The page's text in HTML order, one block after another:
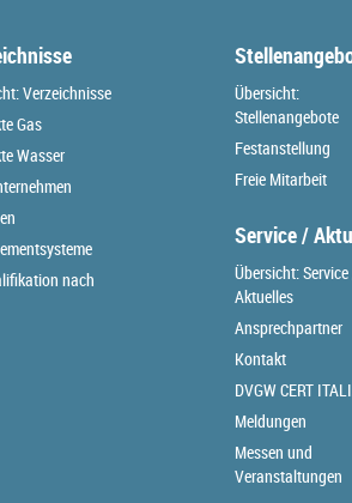
Verzeichnisse
Gas
Wasser
nach
Übersicht:
Stellenangebote
Festanstellung
Freie Mitarbeit
Service /
Übersicht:
Aktuelles
Ansprechpartner
Kontakt
DVGW CERT
Meldungen
Messen und
Veranstaltungen